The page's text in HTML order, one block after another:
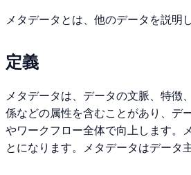
メタデータとは、他のデータを説明
定義
メタデータは、データの文脈、特
係などの属性を含むことがあり、デ
やワークフロー全体で向上します。
とになります。メタデータはデータ